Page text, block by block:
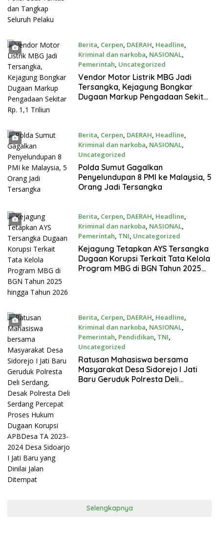
Berita, Cerpen, DAERAH, Headline,
Kriminal dan narkoba, NASIONAL,
Pemerintah, Uncategorized
Juni 12, 2026
Vendor Motor Listrik MBG Jadi
Tersangka, Kejagung Bongkar
Dugaan Markup Pengadaan Sekitar
Berita, Cerpen, DAERAH, Headline,
Kriminal dan narkoba, NASIONAL,
Uncategorized
Juni 12, 2026
Polda Sumut Gagalkan
Penyelundupan 8 PMI ke Malaysia, 5
Orang Jadi Tersangka
Berita, Cerpen, DAERAH, Headline,
Kriminal dan narkoba, NASIONAL,
Pemerintah, TNI, Uncategorized
Juni 11, 2026
Kejagung Tetapkan AYS Tersangka
Dugaan Korupsi Terkait Tata Kelola
Program MBG di BGN Tahun 2025
Berita, Cerpen, DAERAH, Headline,
Kriminal dan narkoba, NASIONAL,
Pemerintah, Pendidikan, TNI,
Uncategorized
Juni 11, 2026
Ratusan Mahasiswa bersama
Masyarakat Desa Sidorejo I Jati
Baru Geruduk Polresta Deli
Selengkapnya